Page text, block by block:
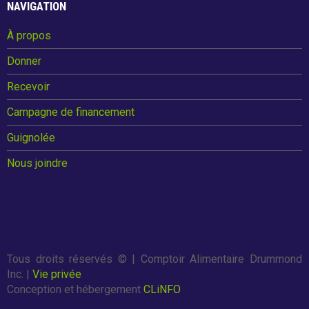
JOURNÉE DE LA GUIGNOLÉE
Nous joindre
k
NAVIGATION
À propos
Donner
Recevoir
Campagne de financement
Guignolée
Nous joindre
Tous droits réservés © | Comptoir Alimentaire Drummond
Inc. | Vie privée
Conception et hébergement CLiNFO